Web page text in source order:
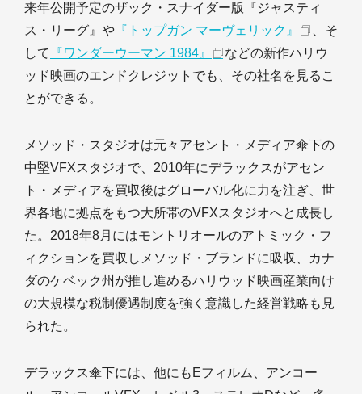
来年公開予定のザック・スナイダー版『ジャスティ
ス・リーグ』や 『トップガン マーヴェリック』
、そ
して
『ワンダーウーマン 1984』
などの新作ハリウ
ッド映画のエンドクレジットでも、その社名を見るこ
とができる。
メソッド・スタジオは元々アセント・メディア傘下の
中堅VFXスタジオで、2010年にデラックスがアセン
ト・メディアを買収後はグローバル化に力を注ぎ、世
界各地に拠点をもつ大所帯のVFXスタジオへと成長し
た。2018年8月にはモントリオールのアトミック・フ
ィクションを買収しメソッド・ブランドに吸収、カナ
ダのケベック州が推し進めるハリウッド映画産業向け
の大規模な税制優遇制度を強く意識した経営戦略も見
られた。
デラックス傘下には、他にもEフィルム、アンコー